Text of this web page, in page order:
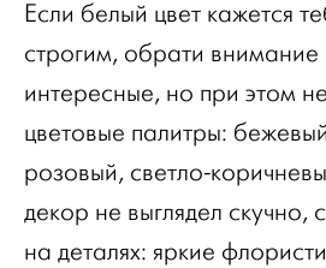
Если белый цвет кажется
строгим, обрати
интересные, но при этом
цветовые палитры:
розовый, светло-
декор не выглядел скучно,
на деталях: яркие